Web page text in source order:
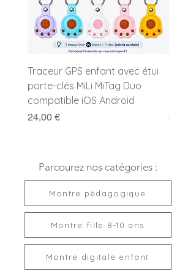
Traceur GPS enfant avec étui
porte-clés MiLi MiTag Duo
compatible iOS Android
Prix
24,00 € Prix
24,00 €
Parcourez nos catégories :
Montre pédagogique
Montre fille 8-10 ans
Montre digitale enfant